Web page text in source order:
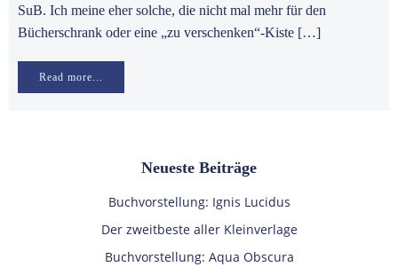
SuB. Ich meine eher solche, die nicht mal mehr für den
Bücherschrank oder eine „zu verschenken“-Kiste […]
Read more...
Neueste Beiträge
Buchvorstellung: Ignis Lucidus
Der zweitbeste aller Kleinverlage
Buchvorstellung: Aqua Obscura